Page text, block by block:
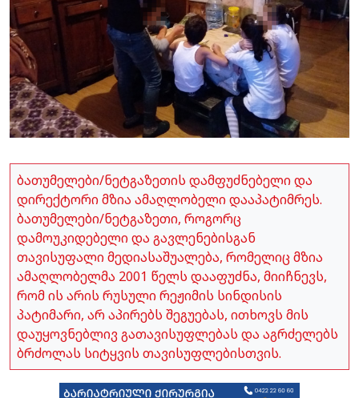
ბათუმელები/ნეტგაზეთის დამფუძნებელი და
დირექტორი მზია ამაღლობელი დააპატიმრეს.
ბათუმელები/ნეტგაზეთი, როგორც
დამოუკიდებელი და გავლენებისგან
თავისუფალი მედიასაშუალება, რომელიც მზია
ამაღლობელმა 2001 წელს დააფუძნა, მიიჩნევს,
რომ ის არის რუსული რეჟიმის სინდისის
პატიმარი, არ აპირებს შეგუებას, ითხოვს მის
დაუყოვნებლივ გათავისუფლებას და აგრძელებს
ბრძოლას სიტყვის თავისუფლებისთვის.